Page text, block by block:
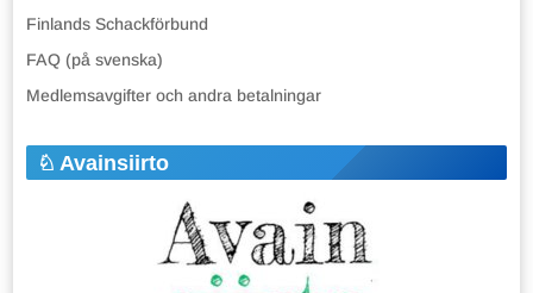
Finlands Schackförbund
FAQ (på svenska)
Medlemsavgifter och andra betalningar
Avainsiirto